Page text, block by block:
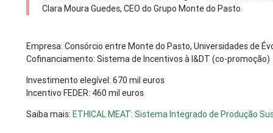
Clara Moura Guedes, CEO do Grupo Monte do Pasto.
Empresa: Consórcio entre Monte do Pasto, Universidades de
Cofinanciamento: Sistema de Incentivos à I&DT (co-promoção)
Investimento elegível: 670 mil euros
Incentivo FEDER: 460 mil euros
Saiba mais: ETHICAL MEAT: Sistema Integrado de Produção